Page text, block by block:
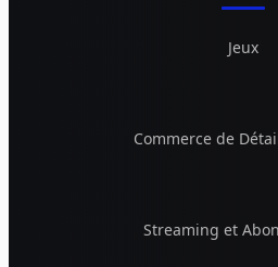
Jeux
Commerce de
Streaming et